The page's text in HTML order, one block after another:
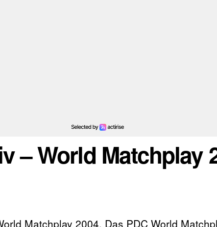
– World Matchplay
Matchplay 2004. Das PDC World